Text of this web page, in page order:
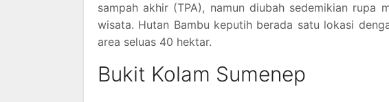
sampah akhir (TPA), namun diubah sedemikian
wisata. Hutan Bambu keputih berada satu lokasi
area seluas 40 hektar.
Bukit Kolam Sumenep